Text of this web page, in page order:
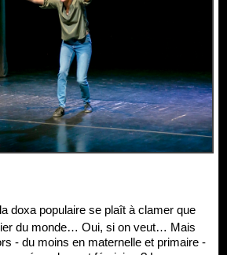
doxa populaire se plaît à clamer que
du monde… Oui, si on veut… Mais
- du moins en maternelle et primaire -